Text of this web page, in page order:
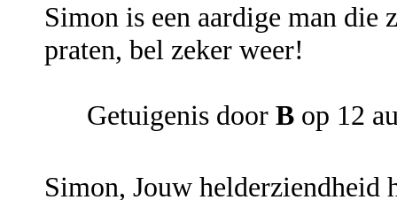
Simon is een aardige man die
praten, bel zeker weer!
Getuigenis door B op 12
Simon, Jouw helderziendheid